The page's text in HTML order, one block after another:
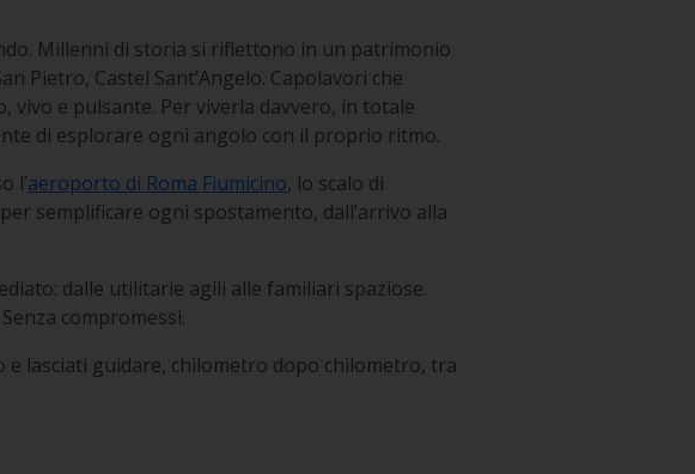
Millenni di storia si riflettono in un patrimonio
Pietro, Castel Sant’Angelo. Capolavori che
e pulsante. Per viverla davvero, in totale
di esplorare ogni angolo con il proprio ritmo.
l’aeroporto di Roma Fiumicino, lo scalo di
semplificare ogni spostamento, dall’arrivo alla
dalle utilitarie agili alle familiari spaziose.
compromessi.
e lasciati guidare, chilometro dopo chilometro, tra